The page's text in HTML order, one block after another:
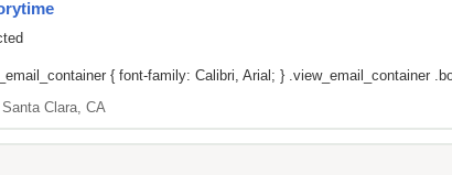
{ font-family: Calibri, Arial; } .view_email_container
Santa Clara, CA